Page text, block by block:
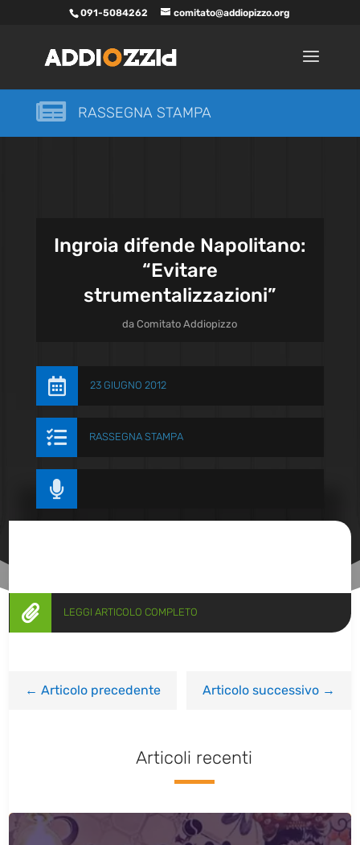
091-5084262 comitato@addiopizzo.org
 RASSEGNA STAMPA
Ingroia difende Napolitano:
“Evitare
strumentalizzazioni”
daComitato Addiopizzo
 23 GIUGNO 2012
 RASSEGNA STAMPA

 LEGGI ARTICOLO COMPLETO
←Articolo precedente Articolo successivo→
Articoli recenti